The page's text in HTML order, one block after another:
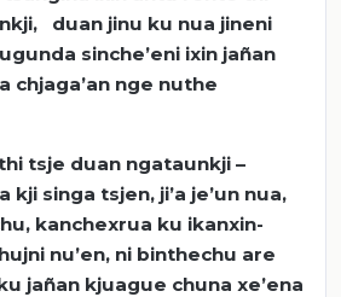
duan jinu ku nua jineni
sinche’eni ixin jañan
chjaga’an nge nuthe
tsje duan ngataunkji –
kji singa tsjen, ji’a je’un nua,
kanchexrua ku ikanxin-
nu’en, ni binthechu are
jañan kjuague chuna xe’ena